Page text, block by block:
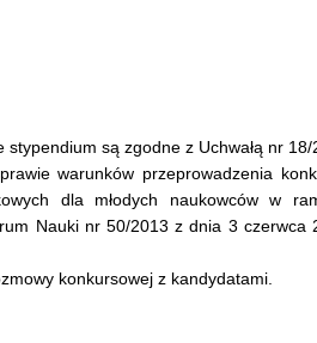
są zgodne z Uchwałą nr 18/
warunków przeprowadzenia
dla młodych naukowców w
Nauki nr 50/2013 z dnia 3 czerwca
konkursowej z kandydatami.